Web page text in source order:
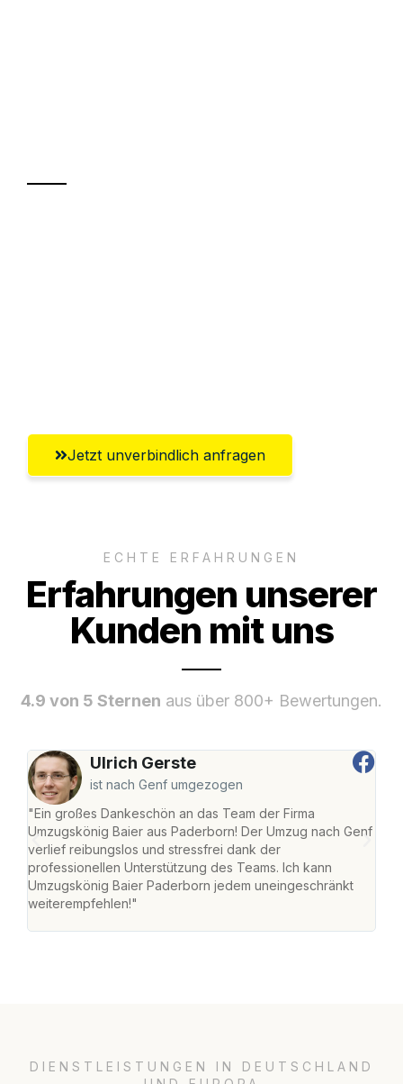
Jetzt unverbindlich anfragen
ECHTE ERFAHRUNGEN
Erfahrungen unserer
Kunden mit uns
4.9 von 5 Sternen aus über 800+ Bewertungen.
Ulrich Gerste
ist nach Genf umgezogen
"Ein großes Dankeschön an das Team der Firma
Umzugskönig Baier aus Paderborn! Der Umzug nach Genf
verlief reibungslos und stressfrei dank der
professionellen Unterstützung des Teams. Ich kann
Umzugskönig Baier Paderborn jedem uneingeschränkt
weiterempfehlen!"
DIENSTLEISTUNGEN IN DEUTSCHLAND